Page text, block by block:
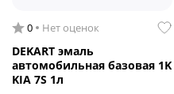
0 Нет оценок
DEKART эмаль
автомобильная базовая 1K
KIA 7S 1л